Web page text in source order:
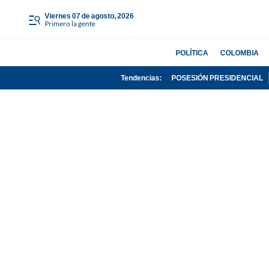
viernes 07 de agosto, 2026
Primero la gente
POLÍTICA COLOMBIA
Tendencias: POSESIÓN PRESIDENCIAL